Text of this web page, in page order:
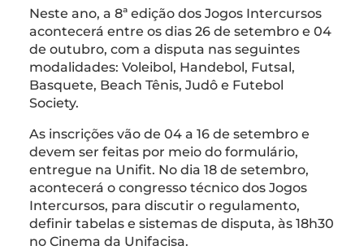
Neste ano, a 8ª edição dos Jogos Intercursos
acontecerá entre os dias 26 de setembro e 04
de outubro, com a disputa nas seguintes
modalidades: Voleibol, Handebol, Futsal,
Basquete, Beach Tênis, Judô e Futebol
Society.
As inscrições vão de 04 a 16 de setembro e
devem ser feitas por meio do formulário,
entregue na Unifit. No dia 18 de setembro,
acontecerá o congresso técnico dos Jogos
Intercursos, para discutir o regulamento,
definir tabelas e sistemas de disputa, às 18h30
no Cinema da Unifacisa.